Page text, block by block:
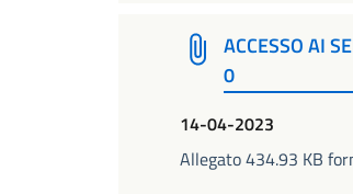
ACCESSO AI
0
14-04-2023
Allegato 434.93 KB